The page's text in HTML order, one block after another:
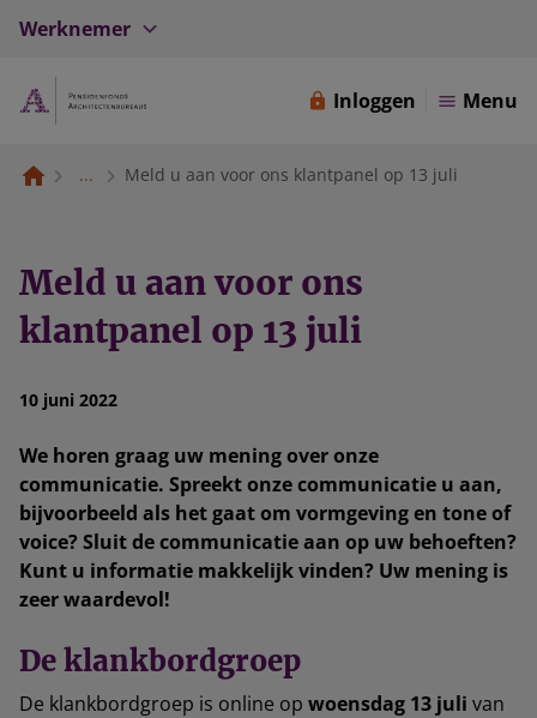
Werknemer
Inloggen Menu
... Meld u aan voor ons klantpanel op 13 juli
Meld u aan voor ons
klantpanel op 13 juli
10 juni 2022
We horen graag uw mening over onze
communicatie. Spreekt onze communicatie u aan,
bijvoorbeeld als het gaat om vormgeving en tone of
voice? Sluit de communicatie aan op uw behoeften?
Kunt u informatie makkelijk vinden? Uw mening is
zeer waardevol!
De klankbordgroep
De klankbordgroep is online op woensdag 13 juli van